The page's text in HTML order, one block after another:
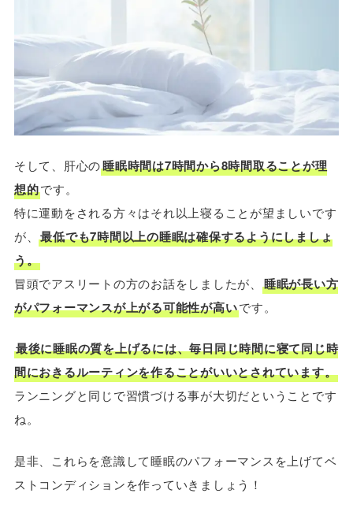
そして、肝心の睡眠時間は7時間から8時間取ることが理
想的です。
特に運動をされる方々はそれ以上寝ることが望ましいです
が、最低でも7時間以上の睡眠は確保するようにしましょ
う。
冒頭でアスリートの方のお話をしましたが、 睡眠が長い方
がパフォーマンスが上がる可能性が高いです。
最後に睡眠の質を上げるには、毎日同じ時間に寝て同じ時
間におきるルーティンを作ることがいいとされています。
ランニングと同じで習慣づける事が大切だということです
ね。
是非、これらを意識して睡眠のパフォーマンスを上げてベ
ストコンディションを作っていきましょう！